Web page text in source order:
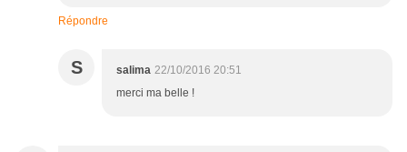
Répondre
S salima 22/10/2016 20:51
merci ma belle !